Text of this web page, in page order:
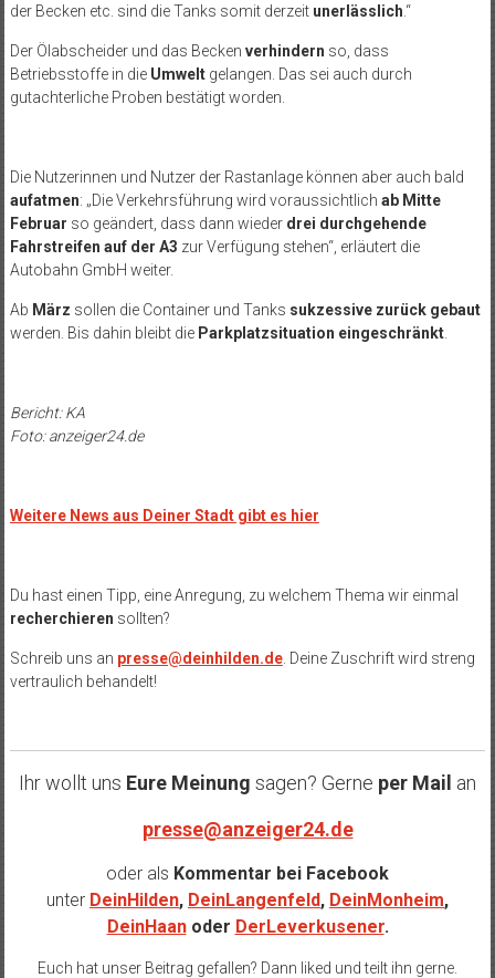
der Becken etc. sind die Tanks somit derzeit unerlässlich .“
Der Ölabscheider und das Becken verhindern so, dass
Betriebsstoffe in die Umweltgelangen. Das sei auch durch
gutachterliche Proben bestätigt worden.
Die Nutzerinnen und Nutzer der Rastanlage können aber auch bald
aufatmen: „Die Verkehrsführung wird voraussichtlich ab Mitte
Februar so geändert, dass dann wieder drei durchgehende
Fahrstreifen auf der A3 zur Verfügung stehen“, erläutert die
Autobahn GmbH weiter.
Ab März sollen die Container und Tanks sukzessive zurück gebaut
werden. Bis dahin bleibt die Parkplatzsituation eingeschränkt.
Bericht: KA
Foto: anzeiger24.de
Weitere News aus Deiner Stadt gibt es hier
Du hast einen Tipp, eine Anregung, zu welchem Thema wir einmal
recherchieren sollten?
Schreib uns an presse@deinhilden.de. Deine Zuschrift wird streng
vertraulich behandelt!
Ihr wollt uns Eure Meinung sagen? Gerne per Mail an
presse@anzeiger24.de
oder als Kommentar bei Facebook
unter DeinHilden, DeinLangenfeld, DeinMonheim,
DeinHaanoder DerLeverkusener.
Euch hat unser Beitrag gefallen? Dann liked und teilt ihn gerne.